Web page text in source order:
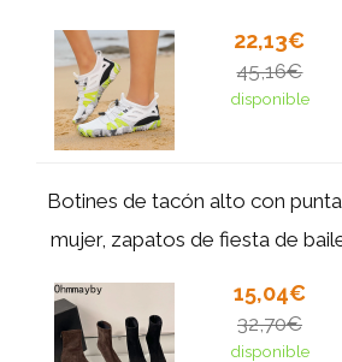
22,13€
45,16€
disponible
Botines de tacón alto con
mujer, zapatos de fiesta de
15,04€
32,70€
disponible